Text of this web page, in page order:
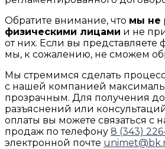
Обратите внимание, что мы не
физическими лицами и не
от них. Если вы представляете
мы, к сожалению, не сможем
Мы стремимся сделать
с нашей компанией
прозрачным. Для получения
разъяснений или
оплаты вы можете связаться с
продаж по телефону 8 (343)
электронной почте